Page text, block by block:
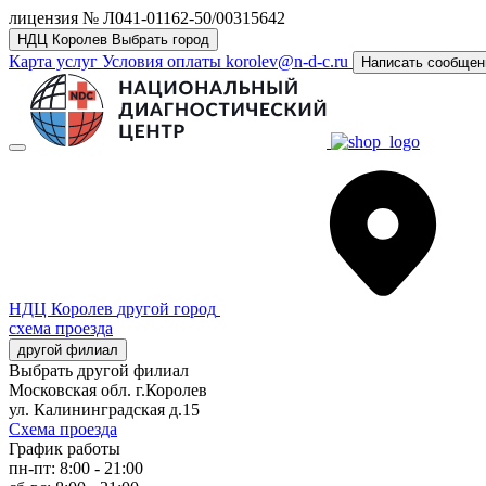
лицензия № Л041-01162-50/00315642
НДЦ Королев Выбрать город
Карта услуг Условия оплаты korolev@n-d-c.ru Написать
НДЦ Королев другой город
схема проезда
другой филиал
Выбрать другой филиал
Московская обл. г.Королев
ул. Калининградская д.15
Схема проезда
График работы
пн-пт: 8:00 - 21:00